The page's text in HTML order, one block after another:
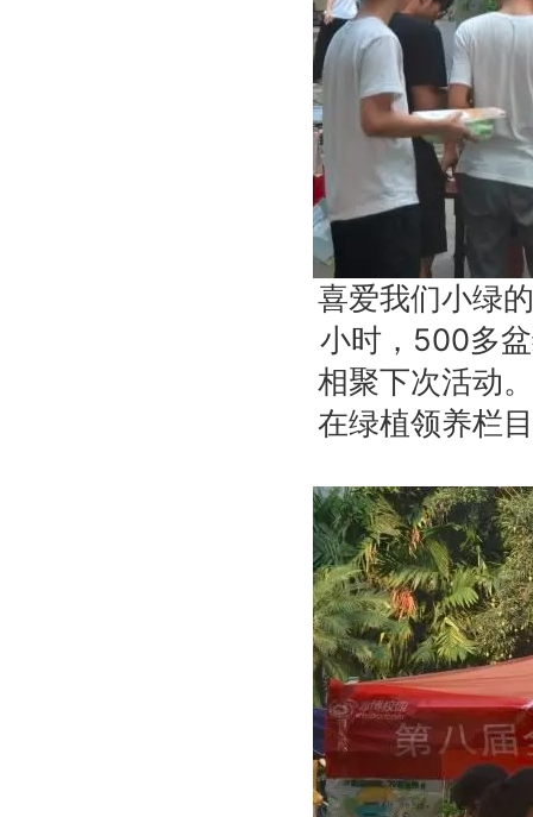
喜爱我们小绿
小时，500多
相聚下次活动
在绿植领养栏